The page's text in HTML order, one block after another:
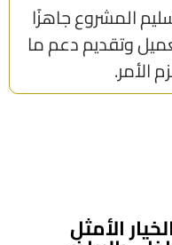
المشروع جاهزًا
وتقديم دعم ما
الأمر.
الأمثل